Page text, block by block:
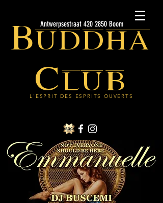
Buddha
Club
L'ESPRIT DES ESPRITS OUVERTS
Antwerpsestraat 420 2850 Boom